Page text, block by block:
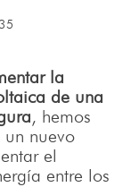
la
de una
, hemos
un nuevo
el
entre los